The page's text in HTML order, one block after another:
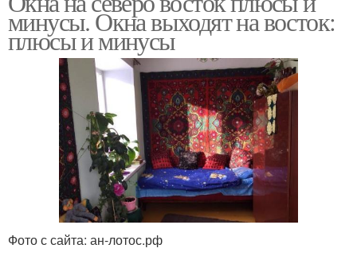
минусы. Окна выходят на восток:
плюсы и минусы
Фото с сайта: ан-лотос.рф